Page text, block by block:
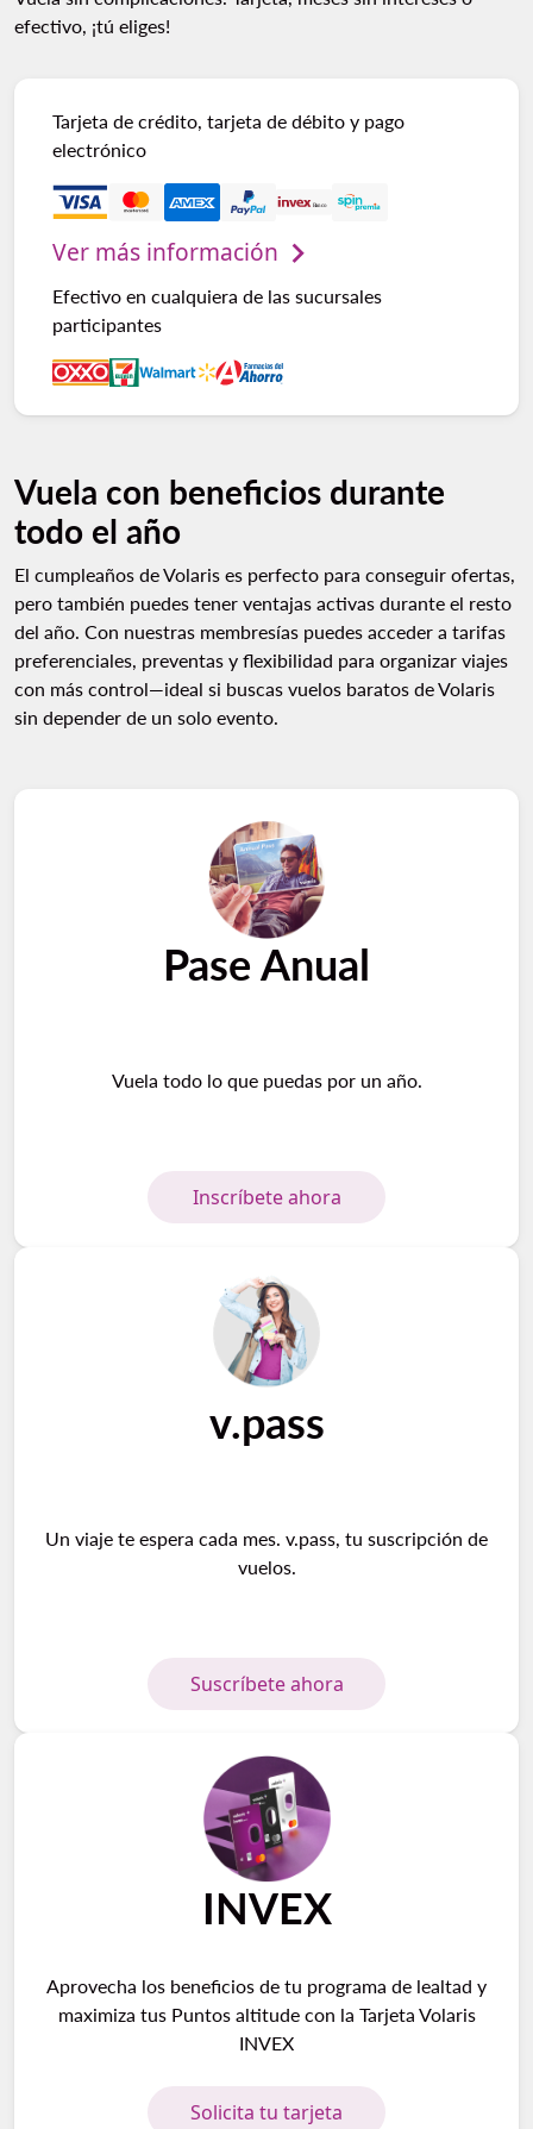
efectivo, ¡tú eliges!
Tarjeta de crédito, tarjeta de débito y pago
electrónico
Ver más información
Efectivo en cualquiera de las sucursales
participantes
Vuela con beneficios durante
todo el año
El cumpleaños de Volaris es perfecto para conseguir ofertas,
pero también puedes tener ventajas activas durante el resto
del año. Con nuestras membresías puedes acceder a tarifas
preferenciales, preventas y flexibilidad para organizar viajes
con más control—ideal si buscas vuelos baratos de Volaris
sin depender de un solo evento.
Pase Anual
Vuela todo lo que puedas por un año.
Inscríbete ahora
v.pass
Un viaje te espera cada mes. v.pass, tu suscripción de
vuelos.
Suscríbete ahora
INVEX
Aprovecha los beneficios de tu programa de lealtad y
maximiza tus Puntos altitude con la Tarjeta Volaris
INVEX
Solicita tu tarjeta